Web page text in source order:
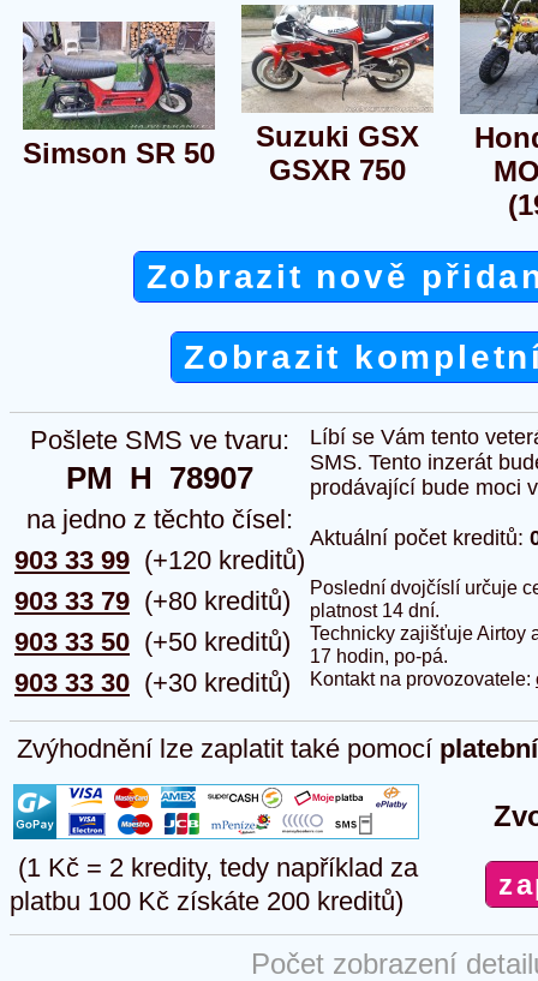
Simson SR 50
Suzuki GSX
GSXR 750
Zobrazit nově
Zobrazit
Pošlete SMS ve tvaru:
PM  H  78907
na jedno z těchto čísel:
903 33 99
903 33 79
903 33 50
903 33 30
(+120 kreditů)
(+80 kreditů)
(+50 kreditů)
(+30 kreditů)
Líbí se Vám tento
SMS. Tento inzerát
prodávající bude moci
Aktuální počet kreditů:
Poslední dvojčíslí určuje
platnost 14 dní.
Technicky zajišťuje Airtoy
17 hodin, po-pá.
Kontakt na provozovatele:
Zvýhodnění lze zaplatit také pomocí
(1 Kč = 2 kredity, tedy například za
platbu 100 Kč získáte 200 kreditů)
Počet zobrazení